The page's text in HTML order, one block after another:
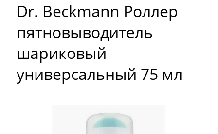
Dr. Beckmann Роллер
пятновыводитель
шариковый
универсальный 75 мл